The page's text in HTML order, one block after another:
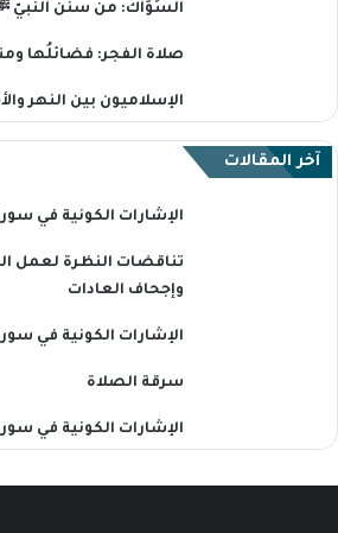
السِّوَاكُ: من سنن النبيّ
صلاة الفجر: فضائلُها
الإسلاميون بين النهر
آخر المقالات
الإشارات الكونية في
تناقضات النظرة لعمل
وإجحاف العادات
الإشارات الكونية في
سرقة الصلاة
الإشارات الكونية في